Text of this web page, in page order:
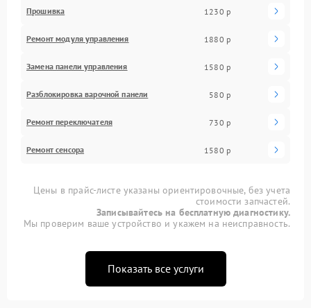
Прошивка 1230 р
Ремонт модуля управления 1880 р
Замена панели управления 1580 р
Разблокировка варочной панели 580 р
Ремонт переключателя 730 р
Ремонт сенсора 1580 р
Цены в прайс-листе указаны ориентировочные, без учета
стоимости запчастей.
Записывайтесь на бесплатную диагностику.
Мы проверим ваше устройство и укажем на неисправность.
Показать все услуги